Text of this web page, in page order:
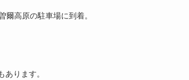
爾高原の駐車場に到着。
あります。